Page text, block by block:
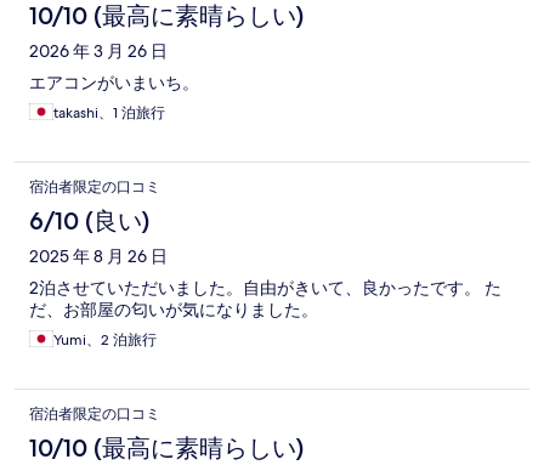
10/10 (最高に素晴らしい)
2026 年 3 月 26 日
エアコンがいまいち。
takashi、1 泊旅行
宿泊者限定の口コミ
6/10 (良い)
2025 年 8 月 26 日
2泊させていただいました。自由がきいて、良かったです。 た
だ、お部屋の匂いが気になりました。
Yumi、2 泊旅行
宿泊者限定の口コミ
10/10 (最高に素晴らしい)